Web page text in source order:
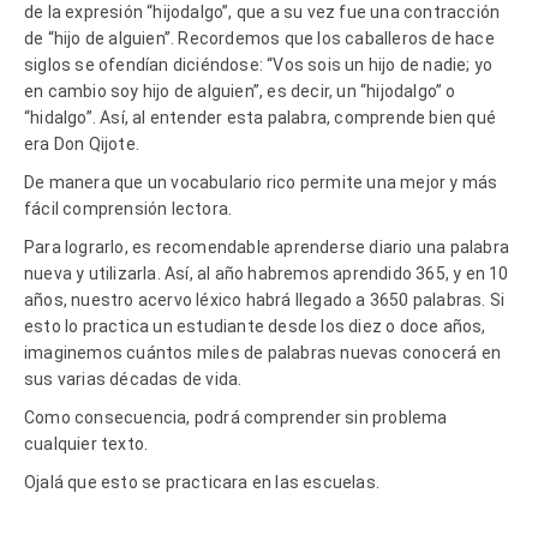
de la expresión “hijodalgo”, que a su vez fue una contracción
de “hijo de alguien”. Recordemos que los caballeros de hace
siglos se ofendían diciéndose: “Vos sois un hijo de nadie; yo
en cambio soy hijo de alguien”, es decir, un “hijodalgo” o
“hidalgo”. Así, al entender esta palabra, comprende bien qué
era Don Qijote.
De manera que un vocabulario rico permite una mejor y más
fácil comprensión lectora.
Para lograrlo, es recomendable aprenderse diario una palabra
nueva y utilizarla. Así, al año habremos aprendido 365, y en 10
años, nuestro acervo léxico habrá llegado a 3650 palabras. Si
esto lo practica un estudiante desde los diez o doce años,
imaginemos cuántos miles de palabras nuevas conocerá en
sus varias décadas de vida.
Como consecuencia, podrá comprender sin problema
cualquier texto.
Ojalá que esto se practicara en las escuelas.